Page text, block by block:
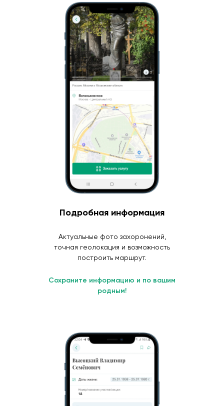
Подробная информация
Актуальные фото захоронений,
точная геолокация и возможность
построить маршрут.
Сохраните информацию и по вашим
родным!